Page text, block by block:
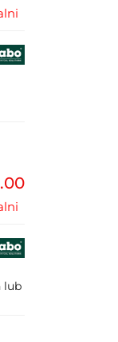
lub